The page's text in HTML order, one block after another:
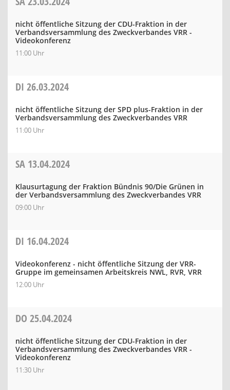
nicht öffentliche Sitzung der CDU-Fraktion in der
Verbandsversammlung des Zweckverbandes VRR -
Videokonferenz
11:00 Uhr
DI 26.03.2024
nicht öffentliche Sitzung der SPD plus-Fraktion in der
Verbandsversammlung des Zweckverbandes VRR
11:00 Uhr
SA 13.04.2024
Klausurtagung der Fraktion Bündnis 90/Die Grünen in
der Verbandsversammlung des Zweckverbandes VRR
09:00 Uhr
DI 16.04.2024
Videokonferenz - nicht öffentliche Sitzung der VRR-
Gruppe im gemeinsamen Arbeitskreis NWL, RVR, VRR
12:00 Uhr
DO 25.04.2024
nicht öffentliche Sitzung der CDU-Fraktion in der
Verbandsversammlung des Zweckverbandes VRR -
Videokonferenz
11:30 Uhr